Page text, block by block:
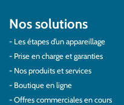
Nos solutions
Les étapes d’un appareillage
Prise en charge et garanties
Nos produits et services
Boutique en ligne
Offres commerciales en cours